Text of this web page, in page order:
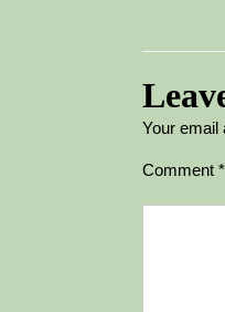
Your email
Comment *